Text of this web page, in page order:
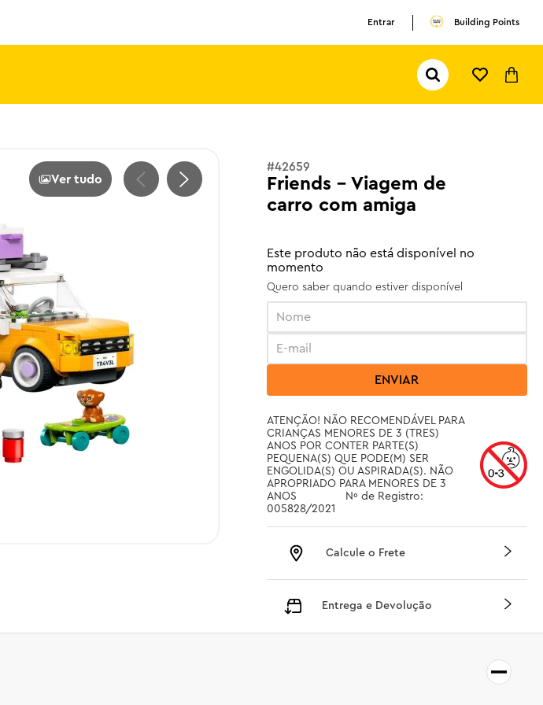
Entrar Building Points
Pesquisar...
Ver tudo
#42659
Friends - Viagem de
carro com amiga
Este produto não está disponível no
momento
Quero saber quando estiver disponível
ENVIAR
ATENÇÃO! NÃO RECOMENDÁVEL PARA
CRIANÇAS MENORES DE 3 (TRES)
ANOS POR CONTER PARTE(S)
PEQUENA(S) QUE PODE(M) SER
ENGOLIDA(S) OU ASPIRADA(S). NÃO
APROPRIADO PARA MENORES DE 3
ANOS		 Nº de Registro:
005828/2021
Calcule o Frete
Entrega e Devolução
pokemon
ferrari